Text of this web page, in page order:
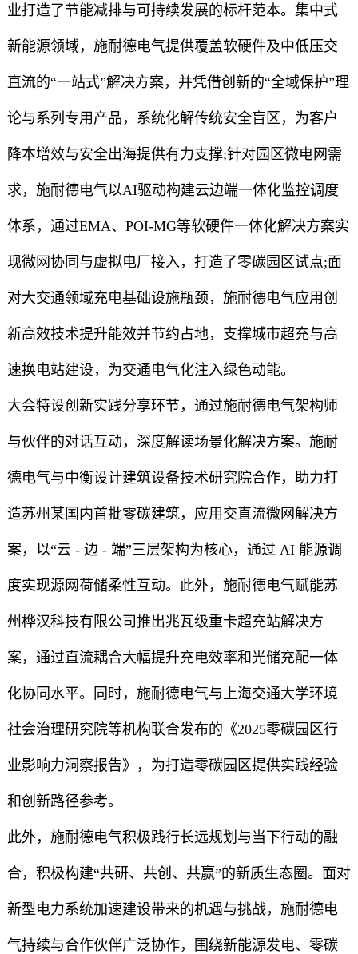
业打造了节能减排与可持续发展的标杆范本。集中式
新能源领域，施耐德电气提供覆盖软硬件及中低压交
直流的“一站式”解决方案，并凭借创新的“全域保护”理
论与系列专用产品，系统化解传统安全盲区，为客户
降本增效与安全出海提供有力支撑;针对园区微电网需
求，施耐德电气以AI驱动构建云边端一体化监控调度
体系，通过EMA、POI-MG等软硬件一体化解决方案实
现微网协同与虚拟电厂接入，打造了零碳园区试点;面
对大交通领域充电基础设施瓶颈，施耐德电气应用创
新高效技术提升能效并节约占地，支撑城市超充与高
速换电站建设，为交通电气化注入绿色动能。
大会特设创新实践分享环节，通过施耐德电气架构师
与伙伴的对话互动，深度解读场景化解决方案。施耐
德电气与中衡设计建筑设备技术研究院合作，助力打
造苏州某国内首批零碳建筑，应用交直流微网解决方
案，以“云 - 边 - 端”三层架构为核心，通过 AI 能源调
度实现源网荷储柔性互动。此外，施耐德电气赋能苏
州桦汉科技有限公司推出兆瓦级重卡超充站解决方
案，通过直流耦合大幅提升充电效率和光储充配一体
化协同水平。同时，施耐德电气与上海交通大学环境
社会治理研究院等机构联合发布的《2025零碳园区行
业影响力洞察报告》，为打造零碳园区提供实践经验
和创新路径参考。
此外，施耐德电气积极践行长远规划与当下行动的融
合，积极构建“共研、共创、共赢”的新质生态圈。面对
新型电力系统加速建设带来的机遇与挑战，施耐德电
气持续与合作伙伴广泛协作，围绕新能源发电、零碳